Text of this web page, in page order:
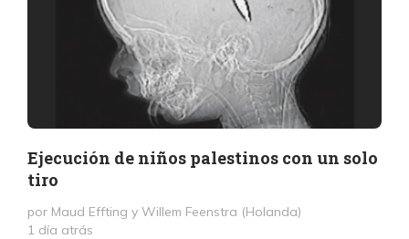
Ejecución de niños palestinos con un solo
tiro
por Maud Effting y Willem Feenstra (Holanda)
1 día atrás